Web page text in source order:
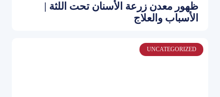
ظهور معدن زرعة الأسنان تحت اللثة |
الأسباب والعلاج
UNCATEGORIZED